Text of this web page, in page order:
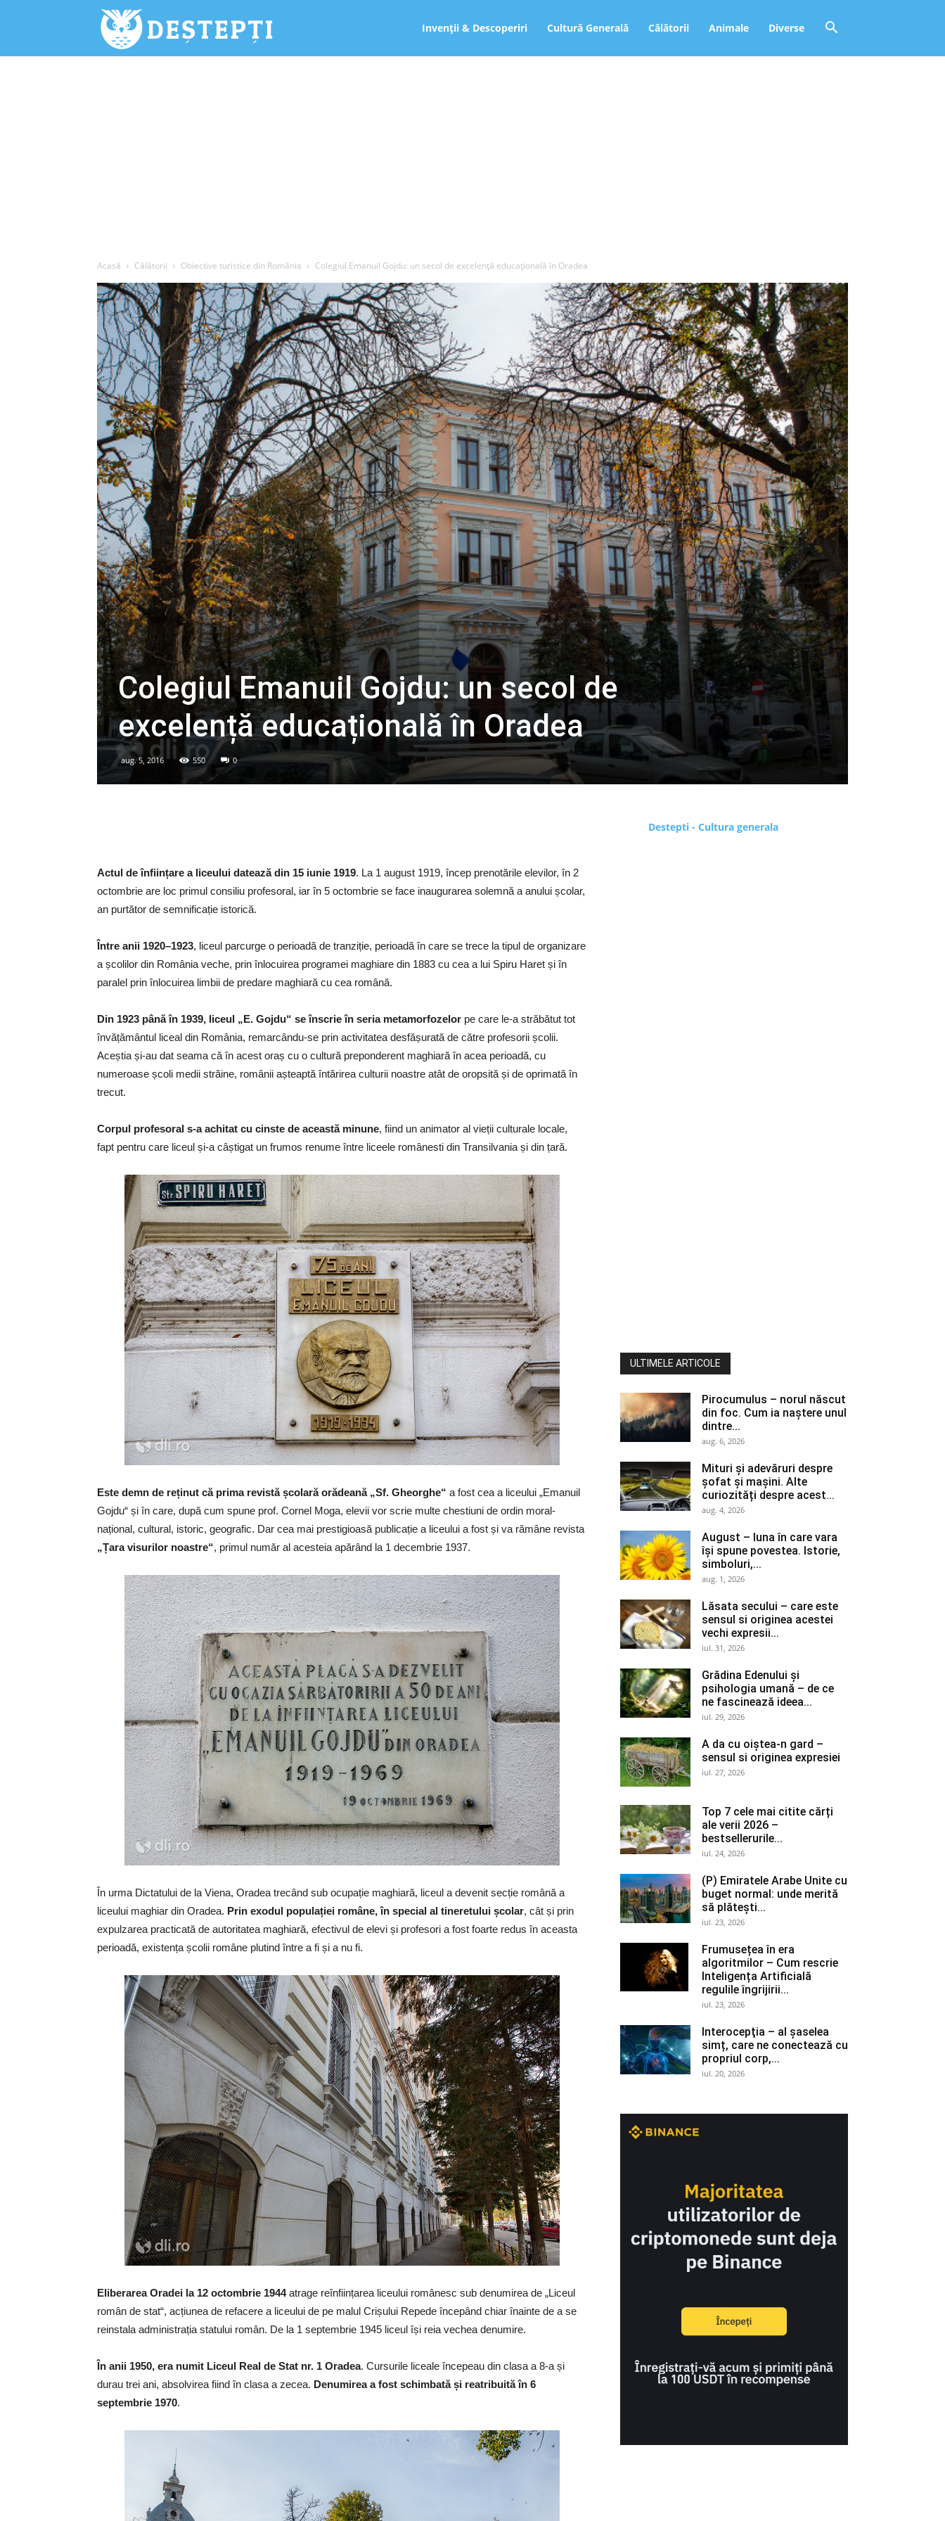
Deștepți.ro Invenții & Descoperiri Cultură Generală Călătorii Animale Diverse
Acasă Călătorii Obiective turistice din România Colegiul Emanuil Gojdu: un secol de excelență educațională în Oradea
Colegiul Emanuil Gojdu: un secol de
excelență educațională în Oradea
aug. 5, 2016 550 0
Actul de înființare a liceului datează din 15 iunie 1919. La 1 august 1919, încep prenotările elevilor, în 2
octombrie are loc primul consiliu profesoral, iar în 5 octombrie se face inaugurarea solemnă a anului școlar,
an purtător de semnificație istorică.
Între anii 1920–1923, liceul parcurge o perioadă de tranziție, perioadă în care se trece la tipul de organizare
a școlilor din România veche, prin înlocuirea programei maghiare din 1883 cu cea a lui Spiru Haret și în
paralel prin înlocuirea limbii de predare maghiară cu cea română.
Din 1923 până în 1939, liceul „E. Gojdu“ se înscrie în seria metamorfozelor pe care le-a străbătut tot
învățământul liceal din România, remarcându-se prin activitatea desfășurată de către profesorii școlii.
Aceștia și-au dat seama că în acest oraș cu o cultură preponderent maghiară în acea perioadă, cu
numeroase școli medii străine, românii așteaptă întărirea culturii noastre atât de oropsită și de oprimată în
trecut.
Corpul profesoral s-a achitat cu cinste de această minune, fiind un animator al vieții culturale locale,
fapt pentru care liceul și-a câștigat un frumos renume între liceele românesti din Transilvania și din țară.
Este demn de reținut că prima revistă școlară orădeană „Sf. Gheorghe“ a fost cea a liceului „Emanuil
Gojdu“ și în care, după cum spune prof. Cornel Moga, elevii vor scrie multe chestiuni de ordin moral-
național, cultural, istoric, geografic. Dar cea mai prestigioasă publicație a liceului a fost și va rămâne revista
„Țara visurilor noastre“, primul număr al acesteia apărând la 1 decembrie 1937.
În urma Dictatului de la Viena, Oradea trecând sub ocupație maghiară, liceul a devenit secție română a
liceului maghiar din Oradea. Prin exodul populației române, în special al tineretului școlar, cât și prin
expulzarea practicată de autoritatea maghiară, efectivul de elevi și profesori a fost foarte redus în aceasta
perioadă, existența școlii române plutind între a fi și a nu fi.
Eliberarea Oradei la 12 octombrie 1944atrage reînființarea liceului românesc sub denumirea de „Liceul
român de stat“, acțiunea de refacere a liceului de pe malul Crișului Repede începând chiar înainte de a se
reinstala administrația statului român. De la 1 septembrie 1945 liceul își reia vechea denumire.
În anii 1950, era numit Liceul Real de Stat nr. 1 Oradea. Cursurile liceale începeau din clasa a 8-a și
durau trei ani, absolvirea fiind în clasa a zecea. Denumirea a fost schimbată și reatribuită în 6
septembrie 1970.
Destepti - Cultura generala
ULTIMELE ARTICOLE
Pirocumulus – norul născut
din foc. Cum ia naștere unul
dintre...
aug. 6, 2026
Mituri și adevăruri despre
șofat și mașini. Alte
curiozități despre acest...
aug. 4, 2026
August – luna în care vara
își spune povestea. Istorie,
simboluri,...
aug. 1, 2026
Lăsata secului – care este
sensul si originea acestei
vechi expresii...
iul. 31, 2026
Grădina Edenului și
psihologia umană – de ce
ne fascinează ideea...
iul. 29, 2026
A da cu oiștea-n gard –
sensul si originea expresiei
iul. 27, 2026
Top 7 cele mai citite cărți
ale verii 2026 –
bestsellerurile...
iul. 24, 2026
(P) Emiratele Arabe Unite cu
buget normal: unde merită
să plătești...
iul. 23, 2026
Frumusețea în era
algoritmilor – Cum rescrie
Inteligența Artificială
regulile îngrijirii...
iul. 23, 2026
Interocepţia – al șaselea
simț, care ne conectează cu
propriul corp,...
iul. 20, 2026